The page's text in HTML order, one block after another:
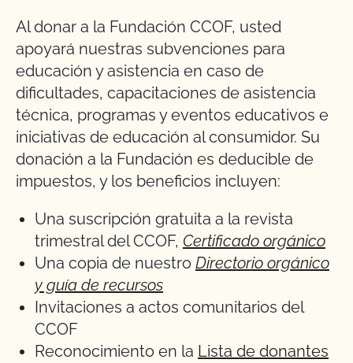
Al donar a la Fundación CCOF, usted
apoyará nuestras subvenciones para
educación y asistencia en caso de
dificultades, capacitaciones de asistencia
técnica, programas y eventos educativos e
iniciativas de educación al consumidor. Su
donación a la Fundación es deducible de
impuestos, y los beneficios incluyen:
Una suscripción gratuita a la revista
trimestral del CCOF, Certificado orgánico
Una copia de nuestro Directorio orgánico
y guía de recursos
Invitaciones a actos comunitarios del
CCOF
Reconocimiento en la Lista de donantes